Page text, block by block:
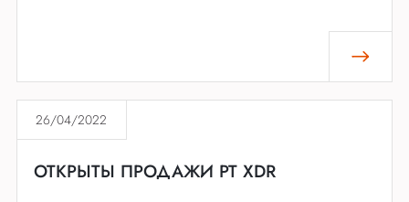
26/04/2022
ОТКРЫТЫ ПРОДАЖИ PT XDR